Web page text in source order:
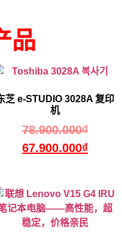
品
芝 e-STUDIO 3028A 复印
机
78.900.000₫
67.900.000₫